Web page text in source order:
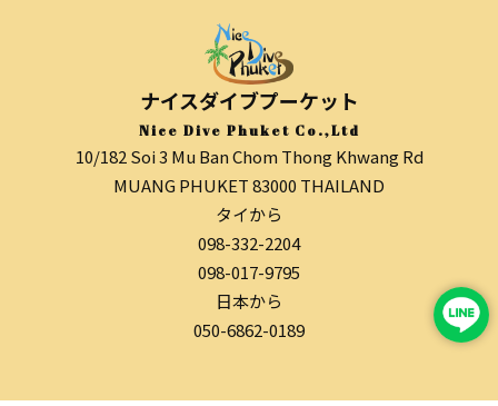
ナイスダイブプーケット
Nice Dive Phuket Co.,Ltd
10/182 Soi 3 Mu Ban Chom Thong Khwang Rd
MUANG PHUKET 83000 THAILAND
タイから
098-332-2204
098-017-9795
日本から
050-6862-0189